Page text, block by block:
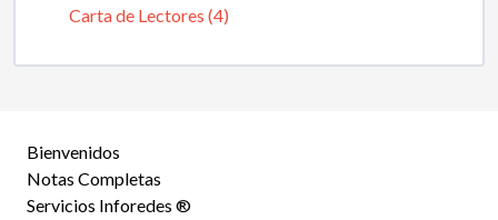
Carta de Lectores (4)
Bienvenidos
Notas Completas
Servicios Inforedes ®